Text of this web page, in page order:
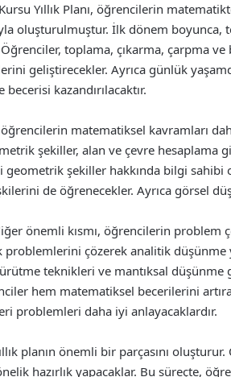
Yıllık Planı, öğrencilerin
oluşturulmuştur. İlk dönem
Öğrenciler, toplama, çıkarma, çarpma
geliştirecekler. Ayrıca günlük
kazandırılacaktır.
matematiksel kavramları
şekiller, alan ve çevre hesaplama
geometrik şekiller hakkında bilgi sahibi
de öğrenecekler. Ayrıca görsel
önemli kısmı, öğrencilerin problem
problemlerini çözerek analitik
teknikleri ve mantıksal
hem matematiksel becerilerini
problemleri daha iyi anlayacaklardır.
planın önemli bir parçasını
hazırlık yapacaklar. Bu süreçte,